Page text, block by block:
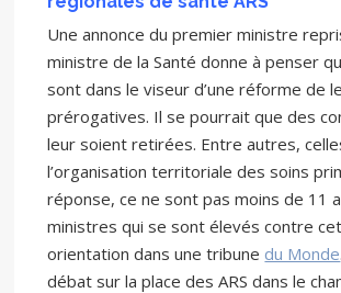
Une annonce du premier ministre
ministre de la Santé donne à penser
sont dans le viseur d’une réforme de
prérogatives. Il se pourrait que des
leur soient retirées. Entre autres,
l’organisation territoriale des soins
réponse, ce ne sont pas moins de 11
ministres qui se sont élevés contre
orientation dans une tribune du Monde
débat sur la place des ARS dans le